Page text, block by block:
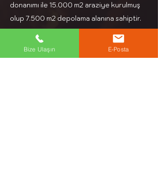
donanımı ile 15.000 m2 araziye kurulmuş
olup 7.500 m2 depolama alanına sahiptir.
İletişim
Adres: Aşağı Zaferiye Mh. Bilgin Cad. No:3
Bize Ulaşın E-Posta